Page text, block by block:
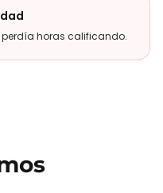
perdía horas calificando.